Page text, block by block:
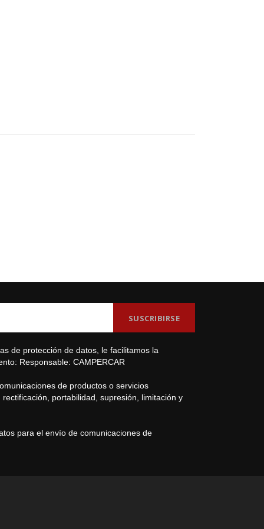
de protección de datos, le facilitamos la
Responsable: CAMPERCAR
de productos o servicios
portabilidad, supresión, limitación y
para el envío de comunicaciones de